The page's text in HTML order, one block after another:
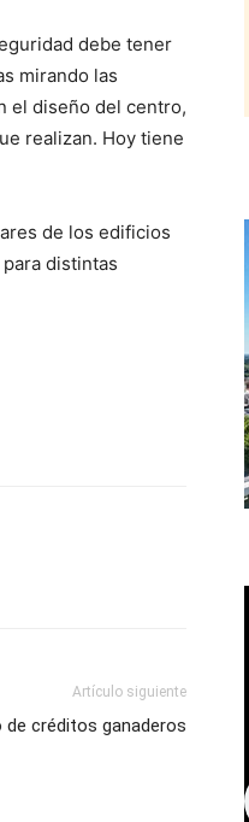
debe tener
mirando las
el diseño del centro,
realizan. Hoy tiene
de los edificios
distintas
Artículo siguiente
de créditos ganaderos